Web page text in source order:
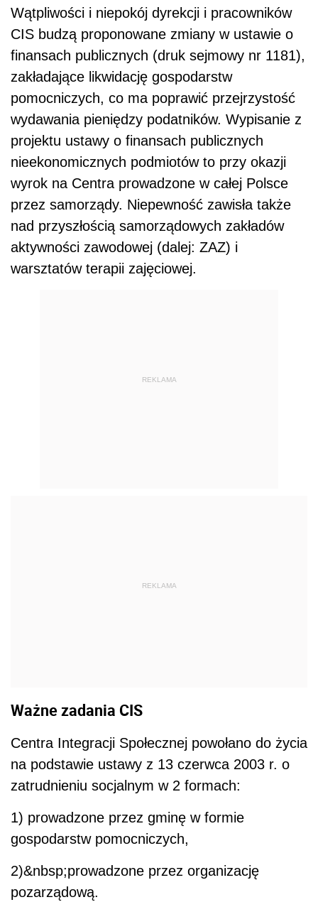
Wątpliwości i niepokój dyrekcji i pracowników
CIS budzą proponowane zmiany w ustawie o
finansach publicznych (druk sejmowy nr 1181),
zakładające likwidację gospodarstw
pomocniczych, co ma poprawić przejrzystość
wydawania pieniędzy podatników. Wypisanie z
projektu ustawy o finansach publicznych
nieekonomicznych podmiotów to przy okazji
wyrok na Centra prowadzone w całej Polsce
przez samorządy. Niepewność zawisła także
nad przyszłością samorządowych zakładów
aktywności zawodowej (dalej: ZAZ) i
warsztatów terapii zajęciowej.
REKLAMA
REKLAMA
Ważne zadania CIS
Centra Integracji Społecznej powołano do życia
na podstawie ustawy z 13 czerwca 2003 r. o
zatrudnieniu socjalnym w 2 formach:
1) prowadzone przez gminę w formie
gospodarstw pomocniczych,
2)&nbsp;prowadzone przez organizację
pozarządową.